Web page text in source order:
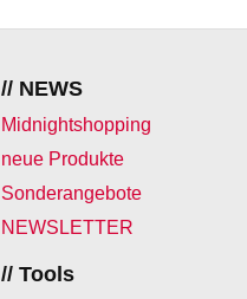
// NEWS
Midnightshopping
neue Produkte
Sonderangebote
NEWSLETTER
// Tools